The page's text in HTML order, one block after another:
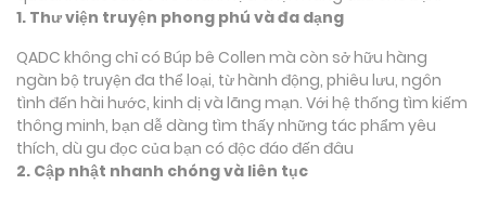
1. Thư viện truyện phong phú và đa dạng
QADC không chỉ có Búp bê Collen mà còn sở hữu hàng
ngàn bộ truyện đa thể loại, từ hành động, phiêu lưu, ngôn
tình đến hài hước, kinh dị và lãng mạn. Với hệ thống tìm kiếm
thông minh, bạn dễ dàng tìm thấy những tác phẩm yêu
thích, dù gu đọc của bạn có độc đáo đến đâu
2. Cập nhật nhanh chóng và liên tục